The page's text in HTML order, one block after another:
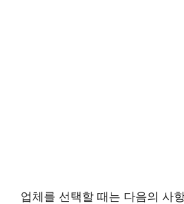
업체를 선택할 때는 다음의 사